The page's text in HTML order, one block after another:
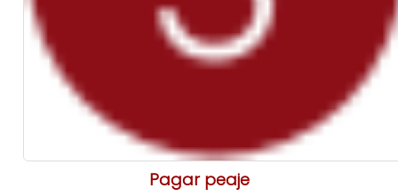
Pagar peaje